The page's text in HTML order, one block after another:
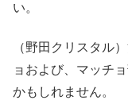
い。
（野田クリスタル
ョおよび、マッチ
かもしれません。